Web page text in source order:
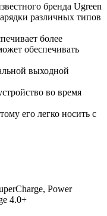
бренда Ugreen
различных типов
более
обеспечивать
выходной
во время
его легко носить с
Power
4.0+